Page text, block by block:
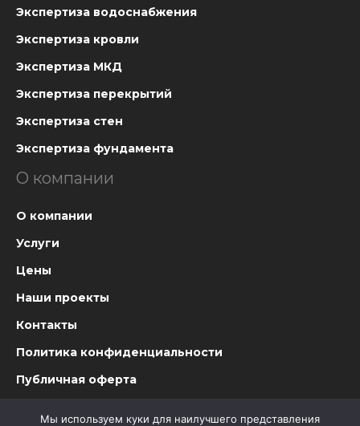
Экспертиза водоснабжения
Экспертиза кровли
Экспертиза МКД
Экспертиза перекрытий
Экспертиза стен
Экспертиза фундамента
О компании
О компании
Услуги
Цены
Наши проекты
Контакты
Политика конфиденциальности
Публичная оферта
Мы используем куки для наилучшего представления